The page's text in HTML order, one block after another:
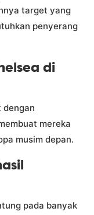
target yang
penyerang
di
dengan
mereka
musim depan.
pada banyak